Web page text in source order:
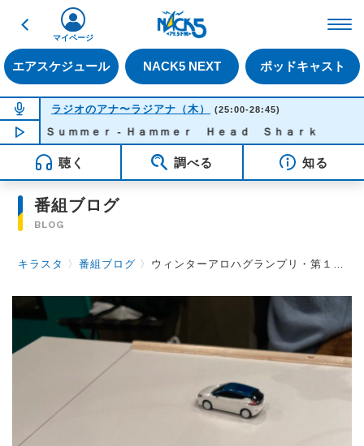
戻る
エアスケジュール NACK5 NEXT ポッドキャスト
マイページ
NOW ON AIR
ラジオのアナ〜ラジアナ（木） (25:00-28:45)
NOW PLAYING 02:01
ｄ Ｓｕｍｍｅｒ - Ｈａｍｍｅｒ Ｈｅａｄ Ｓｈａｒｋ
聴く 調べる 知る
番組ブログ
BLOG
キラスタ 〉番組ブログ 〉 ウィンターアロハグランプリ・第１レース(三浦祐太朗)